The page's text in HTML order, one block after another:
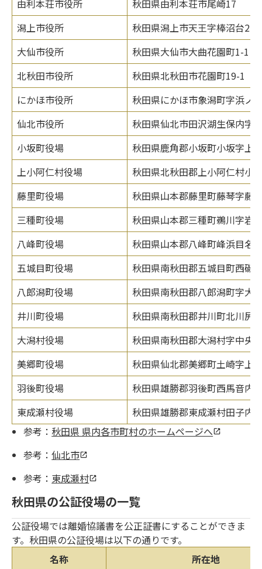
由利本荘市役所
秋田県由利本荘市尾崎17
潟上市役所
秋田県潟上市天王字棒沼台
大仙市役所
秋田県大仙市大曲花園町1-1
北秋田市役所
秋田県北秋田市花園町19-1
にかほ市役所
秋田県にかほ市象潟町字浜ノ
仙北市役所
秋田県仙北市田沢湖生保内字
小坂町役場
秋田県鹿角郡小坂町小坂字上
上小阿仁村役場
秋田県北秋田郡上小阿仁村小
藤里町役場
秋田県山本郡藤里町藤琴字藤
三種町役場
秋田県山本郡三種町鵜川字岩
八峰町役場
秋田県山本郡八峰町峰浜目名
五城目町役場
秋田県南秋田郡五城目町西磯
八郎潟町役場
秋田県南秋田郡八郎潟町字大
井川町役場
秋田県南秋田郡井川町北川尻
大潟村役場
秋田県南秋田郡大潟村字中央
美郷町役場
秋田県仙北郡美郷町土崎字上
羽後町役場
秋田県雄勝郡羽後町西馬音内
東成瀬村役場
秋田県雄勝郡東成瀬村田子内
参考： 秋田県 県内各市町村のホームページへ
参考：仙北市
参考： 東成瀬村
秋田県の公証役場の一覧
公証役場では離婚協議書を公正証書にすることができま
す。秋田県の公証役場は以下の通りです。
名称
所在地